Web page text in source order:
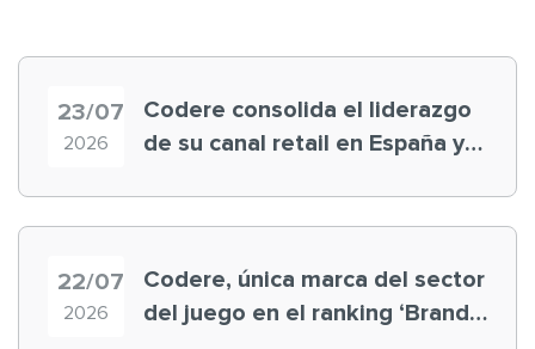
23/07
2026
Codere consolida el liderazgo
de su canal retail en España y
22/07
2026
Codere, única marca del sector
del juego en el ranking ‘Brand